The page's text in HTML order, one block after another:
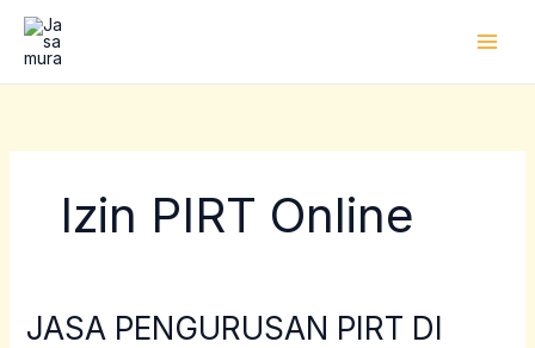
Lewati
konten
Izin PIRT Online
JASA PENGURUSAN PIRT DI
JASA